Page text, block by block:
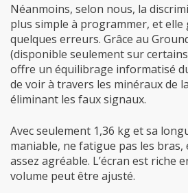
Néanmoins, selon nous, la
plus simple à programmer, et
quelques erreurs. Grâce au
(disponible seulement sur
offre un équilibrage informatisé
de voir à travers les minéraux de
éliminant les faux signaux.
Avec seulement 1,36 kg et sa
maniable, ne fatigue pas les
assez agréable. L’écran est riche
volume peut être ajusté.